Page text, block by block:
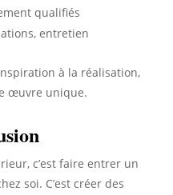
qualifiés
entretien
à la réalisation,
œuvre unique.
c’est faire entrer un
soi. C’est créer des